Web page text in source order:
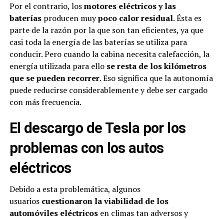
Por el contrario, losmotores eléctricos y las
bateríasproducen muypoco calor residual. Ésta es
parte de la razón por la que son tan eficientes, ya que
casi toda la energía de las baterías se utiliza para
conducir. Pero cuando la cabina necesita calefacción, la
energía utilizada para ello se resta de los kilómetros
que se pueden recorrer. Eso significa que la autonomía
puede reducirse considerablemente y debe ser cargado
con más frecuencia.
El descargo de Tesla por los
problemas con los autos
eléctricos
Debido a esta problemática, algunos
usuarios cuestionaron la viabilidad de los
automóviles eléctricosen climas tan adversos y